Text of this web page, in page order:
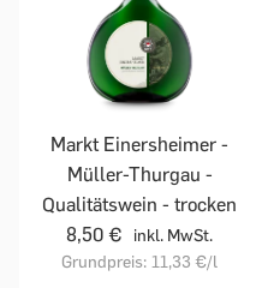
Markt Einersheimer -
Müller-Thurgau -
Qualitätswein - trocken
8,50 €
inkl. MwSt.
Grundpreis: 11,33 €/l